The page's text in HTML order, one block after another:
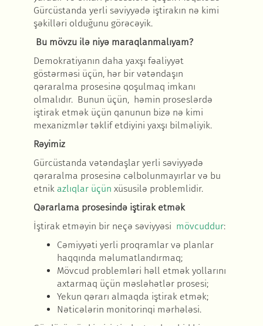
Gürcüstanda yerli səviyyədə iştirakın nə kimi
şəkilləri olduğunu görəcəyik.
Bu mövzu ilə niyə maraqlanmalıyam?
Demokratiyanın daha yaxşı fəaliyyət
göstərməsi üçün, hər bir vətəndaşın
qəraralma prosesinə qoşulmaq imkanı
olmalıdır. Bunun üçün, həmin proseslərdə
iştirak etmək üçün qanunun bizə nə kimi
mexanizmlər təklif etdiyini yaxşı bilməliyik.
Rəyimiz
Gürcüstanda vətəndaşlar yerli səviyyədə
qəraralma prosesinə cəlbolunmayırlar və bu
etnik azlıqlar üçün xüsusilə problemlidir.
Qərarlama prosesində iştirak etmək
İştirak etməyin bir neçə səviyyəsi mövcuddur:
Cəmiyyəti yerli proqramlar və planlar
haqqında məlumatlandırmaq;
Mövcud problemləri həll etmək yollarını
axtarmaq üçün məsləhətlər prosesi;
Yekun qərarı almaqda iştirak etmək;
Nəticələrin monitorinqi mərhələsi.